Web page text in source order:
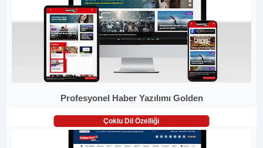
Profesyonel Haber Yazılımı Golden
Çoklu Dil Özelliği